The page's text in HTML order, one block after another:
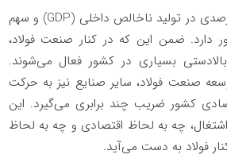
GDP) و سهم
دارد. ضمن این که در کنار صنعت فولاد،
بسیاری در کشور فعال می‌شوند.
توسعه صنعت فولاد، سایر صنایع نیز به حرکت
کشور ضریب چند برابری می‌گیرد. این
چه به لحاظ اقتصادی و چه به لحاظ
فولاد به دست می‌آید.